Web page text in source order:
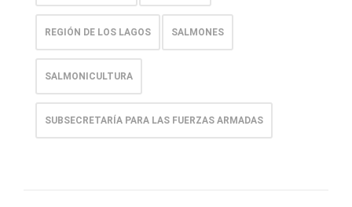
REGIÓN DE LOS LAGOS SALMONES
SALMONICULTURA
SUBSECRETARÍA PARA LAS FUERZAS ARMADAS